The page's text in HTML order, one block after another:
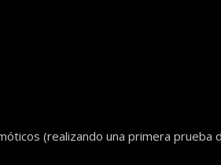
(realizando una primera prueba